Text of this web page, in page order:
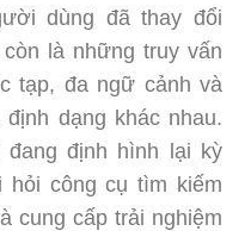
dùng đã thay đổi
là những truy vấn
tạp, đa ngữ cảnh và
dạng khác nhau.
đang định hình lại kỳ
hỏi công cụ tìm kiếm
cung cấp trải nghiệm